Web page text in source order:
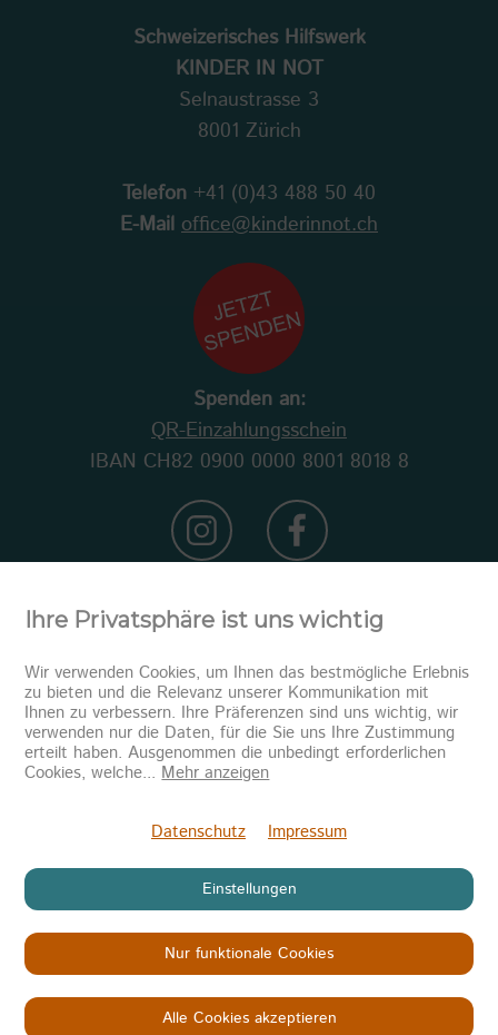
Schweizerisches Hilfswerk
KINDER IN NOT
Selnaustrasse 3
8001 Zürich
Telefon +41 (0)43 488 50 40
E-Mail office@kinderinnot.ch
Spenden an:
QR-Einzahlungsschein
IBAN CH82 0900 0000 8001 8018 8
Newsletter abonnieren
Copyright © 2026KINDER IN NOT
Datenschutz
Impressum AGB
Ihre Privatsphäre ist uns wichtig
Wir verwenden Cookies, um Ihnen das bestmögliche Erlebnis
zu bieten und die Relevanz unserer Kommunikation mit
Ihnen zu verbessern. Ihre Präferenzen sind uns wichtig, wir
verwenden nur die Daten, für die Sie uns Ihre Zustimmung
erteilt haben. Ausgenommen die unbedingt erforderlichen
Cookies, welche... Mehr anzeigen
Datenschutz Impressum
Einstellungen
Nur funktionale Cookies
Alle Cookies akzeptieren